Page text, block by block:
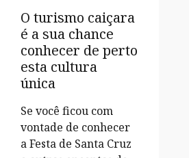
O turismo caiçara
é a sua chance
conhecer de perto
esta cultura
única
Se você ficou com
vontade de conhecer
a Festa de Santa Cruz